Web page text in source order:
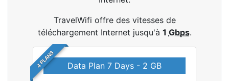
TravelWifi offre des vitesses de
téléchargement Internet jusqu'à 1 Gbps.
4 PLANS Data Plan 7 Days - 2 GB